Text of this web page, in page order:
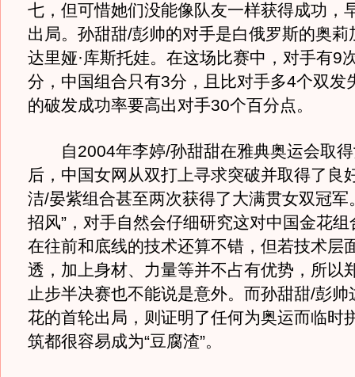
七，但可惜她们没能像队友一样获得成功，
出局。孙甜甜/彭帅的对手是白俄罗斯的奥莉
达里娅·库斯托娃。在这场比赛中，对手有9
分，中国组合只有3分，且比对手多4个双发
的破发成功率要高出对手30个百分点。
自2004年李婷/孙甜甜在雅典奥运会取得
后，中国女网从双打上寻求突破并取得了良
洁/晏紫组合甚至两次获得了大满贯女双冠军
招风”，对手自然会仔细研究这对中国金花
在往前和底线的技术还算不错，但若技术层
透，加上身材、力量等并不占有优势，所以
止步半决赛也不能说是意外。而孙甜甜/彭帅
花的首轮出局，则证明了任何为奥运而临时
筑都很容易成为“豆腐渣”。